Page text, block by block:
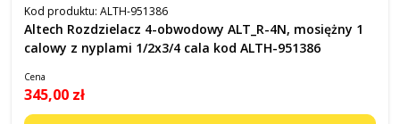
Kod produktu: ALTH-951386
Altech Rozdzielacz 4-obwodowy ALT_R-4N, mosiężny 1
calowy z nyplami 1/2x3/4 cala kod ALTH-951386
Cena
345,00 zł